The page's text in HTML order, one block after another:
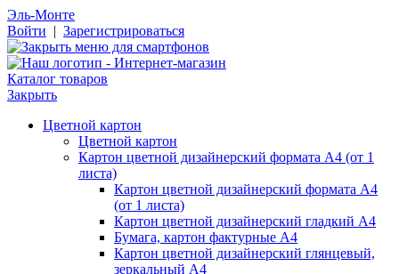
Эль-Монте
Войти | Зарегистрироваться
Каталог товаров
Закрыть
Цветной картон
Цветной картон
Картон цветной дизайнерский формата А4 (от 1
листа)
Картон цветной дизайнерский формата А4
(от 1 листа)
Картон цветной дизайнерский гладкий А4
Бумага, картон фактурные А4
Картон цветной дизайнерский глянцевый,
зеркальный А4